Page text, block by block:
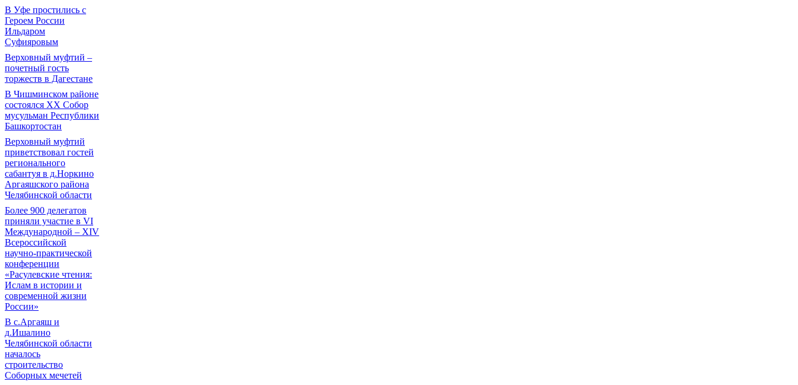
В Уфе простились с
Героем России
Ильдаром
Суфияровым
Верховный муфтий –
почетный гость
торжеств в Дагестане
В Чишминском районе
состоялся XX Собор
мусульман Республики
Башкортостан
Верховный муфтий
приветствовал гостей
регионального
сабантуя в д.Норкино
Аргаяшского района
Челябинской области
Более 900 делегатов
приняли участие в VI
Международной – ХIV
Всероссийской
научно-практической
конференции
«Расулевские чтения:
Ислам в истории и
современной жизни
России»
В с.Аргаяш и
д.Ишалино
Челябинской области
началось
строительство
Соборных мечетей